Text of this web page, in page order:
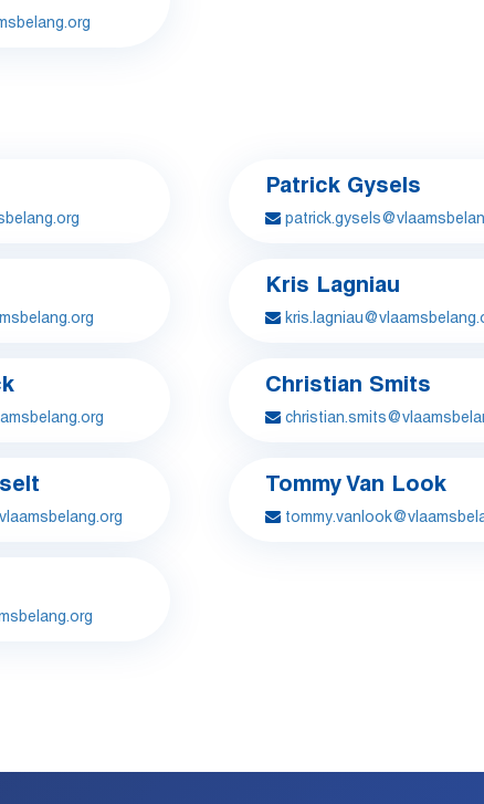
Patrick Gysels
Kris Lagniau
Christian Smits
Tommy Van Look